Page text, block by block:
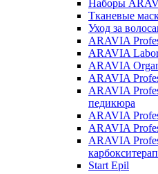
Наборы
Тканевые
Уход за
ARAVIA
ARAVIA
ARAVIA
ARAVIA
ARAVIA
педикюра
ARAVIA
ARAVIA
ARAVIA
Start Epil